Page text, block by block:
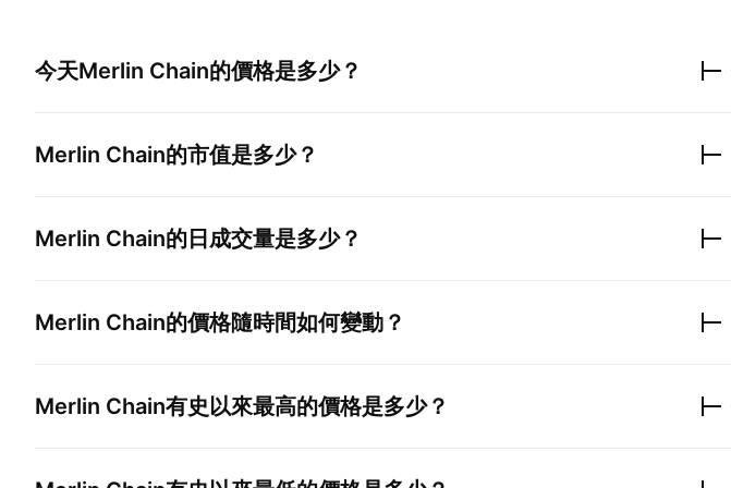
今天Merlin Chain的價格是多少？
Merlin Chain的市值是多少？
Merlin Chain的日成交量是多少？
Merlin Chain的價格隨時間如何變動？
Merlin Chain有史以來最高的價格是多少？